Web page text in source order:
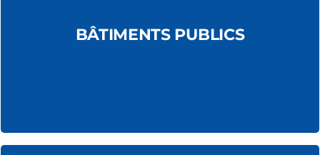
BÂTIMENTS PUBLICS
bâtiments administratifs,